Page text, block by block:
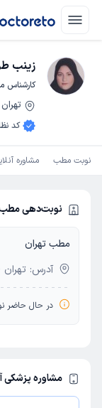
زینب
کارشناس
تهران
کد
نوبت مطب مشاوره
نوبت‌دهی
مطب تهران
آدرس: تهران
در حال حاضر
مشاوره پزشکی